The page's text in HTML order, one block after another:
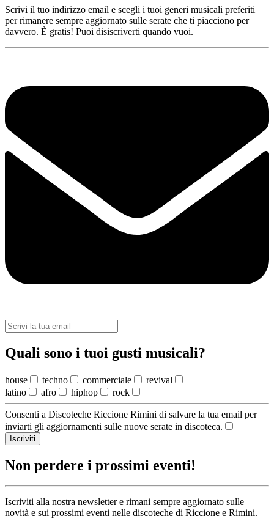
Scrivi il tuo indirizzo email e scegli i tuoi generi musicali preferiti
per rimanere sempre aggiornato sulle serate che ti piacciono per
davvero. È gratis! Puoi disiscriverti quando vuoi.
Quali sono i tuoi gusti musicali?
house techno commerciale
revival
latino
afro hiphop rock
Consenti a Discoteche Riccione Rimini di salvare la tua email per
inviarti gli aggiornamenti sulle nuove serate in discoteca.
Iscriviti
Non perdere i prossimi eventi!
Iscriviti alla nostra newsletter e rimani sempre aggiornato sulle
novità e sui prossimi eventi nelle discoteche di Riccione e Rimini.